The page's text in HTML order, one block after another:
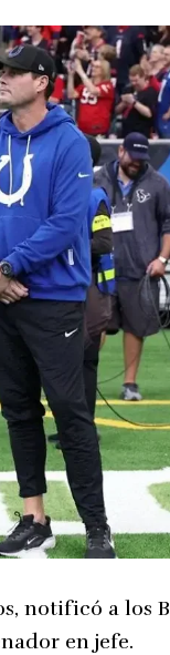
notificó a los
en jefe.